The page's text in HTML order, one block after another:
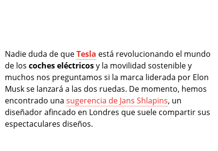
Nadie duda de queTesla está revolucionando el mundo
de los coches eléctricosy la movilidad sostenible y
muchos nos preguntamos si la marca liderada por Elon
Musk se lanzará a las dos ruedas. De momento, hemos
encontrado una sugerencia de Jans Shlapins, un
diseñador afincado en Londres que suele compartir sus
espectaculares diseños.